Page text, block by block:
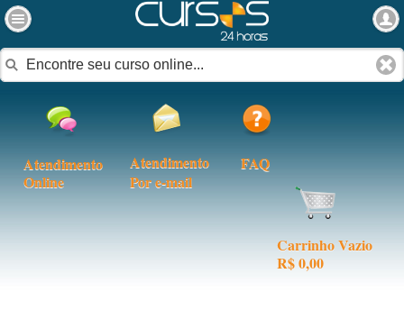
Atendimento
Online
Atendimento
Por e-mail
FAQ
Carrinho Vazio
R$ 0,00